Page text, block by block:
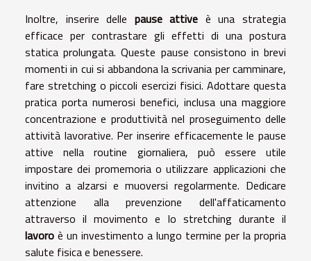
Inoltre, inserire delle pause attive è una strategia
efficace per contrastare gli effetti di una postura
statica prolungata. Queste pause consistono in brevi
momenti in cui si abbandona la scrivania per camminare,
fare stretching o piccoli esercizi fisici. Adottare questa
pratica porta numerosi benefici, inclusa una maggiore
concentrazione e produttività nel proseguimento delle
attività lavorative. Per inserire efficacemente le pause
attive nella routine giornaliera, può essere utile
impostare dei promemoria o utilizzare applicazioni che
invitino a alzarsi e muoversi regolarmente. Dedicare
attenzione alla prevenzione dell'affaticamento
attraverso il movimento e lo stretching durante il
lavoro è un investimento a lungo termine per la propria
salute fisica e benessere.